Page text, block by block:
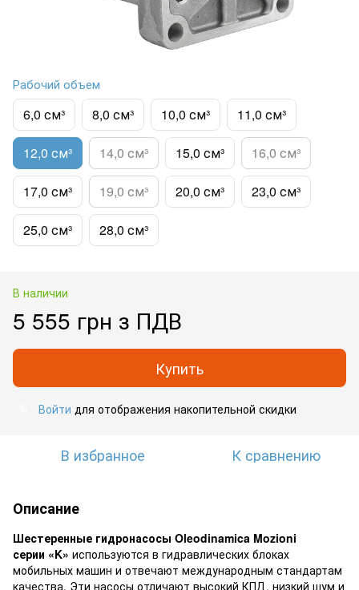
Рабочий объем
6,0 см³ 8,0 см³ 10,0 см³ 11,0 см³
12,0 см³ 14,0 см³ 15,0 см³ 16,0 см³
17,0 см³ 19,0 см³ 20,0 см³ 23,0 см³
25,0 см³ 28,0 см³
В наличии
5 555 грн з ПДВ
Купить
Войти для отображения накопительной скидки
В избранное К сравнению
Описание
Шестеренные гидронасосы Oleodinamica Mozioni
серии «K» используются в гидравлических блоках
мобильных машин и отвечают международным стандартам
качества. Эти насосы отличают высокий КПД, низкий шум и